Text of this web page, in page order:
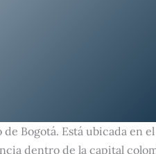
Bogotá. Está ubicada en el
dentro de la capital